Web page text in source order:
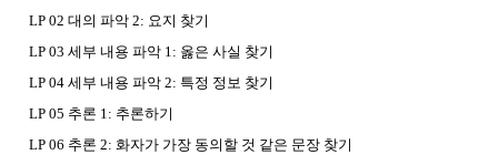
LP 02 대의 파악 2: 요지 찾기
LP 03 세부 내용 파악 1: 옳은 사실 찾기
LP 04 세부 내용 파악 2: 특정 정보 찾기
LP 05 추론 1: 추론하기
LP 06 추론 2: 화자가 가장 동의할 것 같은 문장 찾기